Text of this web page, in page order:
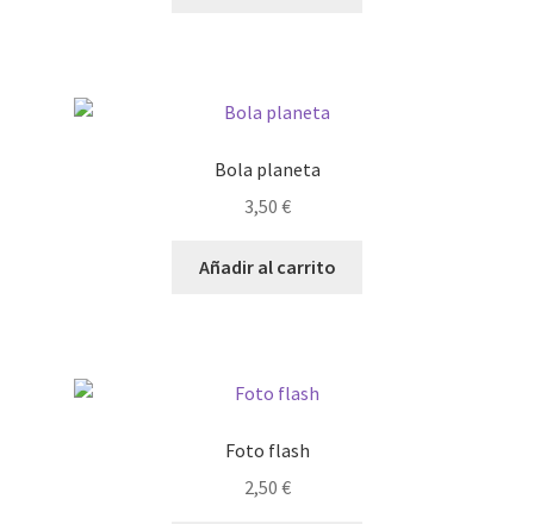
Bola planeta
3,50 €
Añadir al carrito
Foto flash
2,50 €